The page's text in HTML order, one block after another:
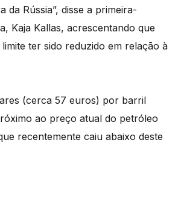
da Rússia”, disse a primeira-
Kaja Kallas, acrescentando que
ter sido reduzido em relação à
(cerca 57 euros) por barril
ao preço atual do petróleo
recentemente caiu abaixo deste